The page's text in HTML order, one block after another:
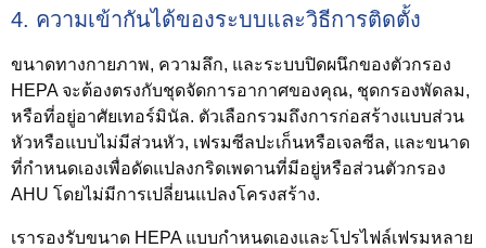
4. ความเข้ากันได้ของระบบและวิธีการติดตั้ง
ขนาดทางกายภาพ, ความลึก, และระบบปิดผนึกของตัวกรอง
HEPA จะต้องตรงกับชุดจัดการอากาศของคุณ, ชุดกรองพัดลม,
หรือที่อยู่อาศัยเทอร์มินัล. ตัวเลือกรวมถึงการก่อสร้างแบบส่วน
หัวหรือแบบไม่มีส่วนหัว, เฟรมซีลปะเก็นหรือเจลซีล, และขนาด
ที่กำหนดเองเพื่อดัดแปลงกริดเพดานที่มีอยู่หรือส่วนตัวกรอง
AHU โดยไม่มีการเปลี่ยนแปลงโครงสร้าง.
เรารองรับขนาด HEPA แบบกำหนดเองและโปรไฟล์เฟรมหลาย